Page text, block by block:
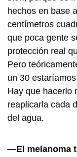
hechos en base
centímetros
que poca gente
protección real
Pero
un 30
Hay que hacerlo
reaplicarla cada
del agua.
—El melanoma